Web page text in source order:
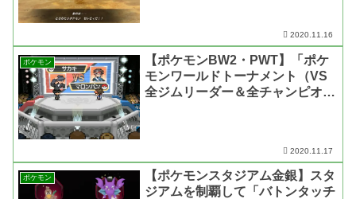
2020.11.16
ポケモン
【ポケモンBW2・PWT】「ポケ
モンワールドトーナメント（VS
全ジムリーダー＆全チャンピオ
2020.11.17
ポケモン
【ポケモンスタジアム金銀】スタ
ジアムを制覇して「バトンタッチ